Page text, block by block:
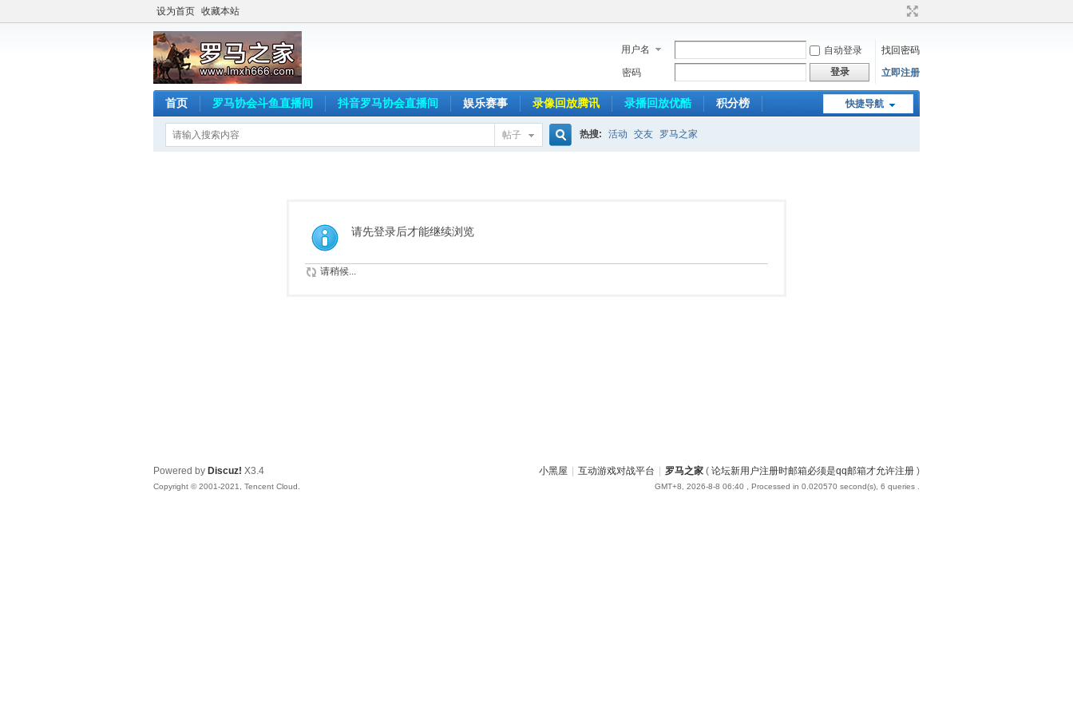
设为首页 收藏本站
用户名 自动登录
找回密码
密码
登录 立即注册
快捷导航
首页 罗马协会斗鱼直播间 抖音罗马协会直播间 娱乐赛事 录像回放腾讯 录播回放优酷 积分榜
帖子 热搜: 活动 交友 罗马之家
请先登录后才能继续浏览
请稍候...
小黑屋 互动游戏对战平台 罗马之家 ( 论坛新用户注册时邮箱必须是qq邮箱才允许注册 )
GMT+8, 2026-8-8 06:40 , Processed in 0.020570 second(s), 6 queries .
Powered by Discuz! X3.4
Copyright © 2001-2021, Tencent Cloud.